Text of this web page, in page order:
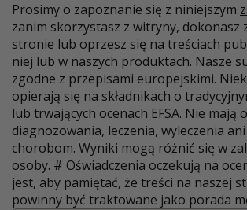
Prosimy o zapoznanie się z niniejszym
zanim skorzystasz z witryny, dokonasz
stronie lub oprzesz się na treściach
niej lub w naszych produktach. Nasze
zgodne z przepisami europejskimi.
opierają się na składnikach o
lub trwających ocenach EFSA. Nie mają
diagnozowania, leczenia, wyleczenia
chorobom. Wyniki mogą różnić się w
osoby. # Oświadczenia oczekują na
jest, aby pamiętać, że treści na naszej
powinny być traktowane jako porada